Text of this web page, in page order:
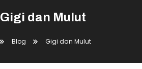
Gigi dan Mulut
Blog Gigi dan Mulut